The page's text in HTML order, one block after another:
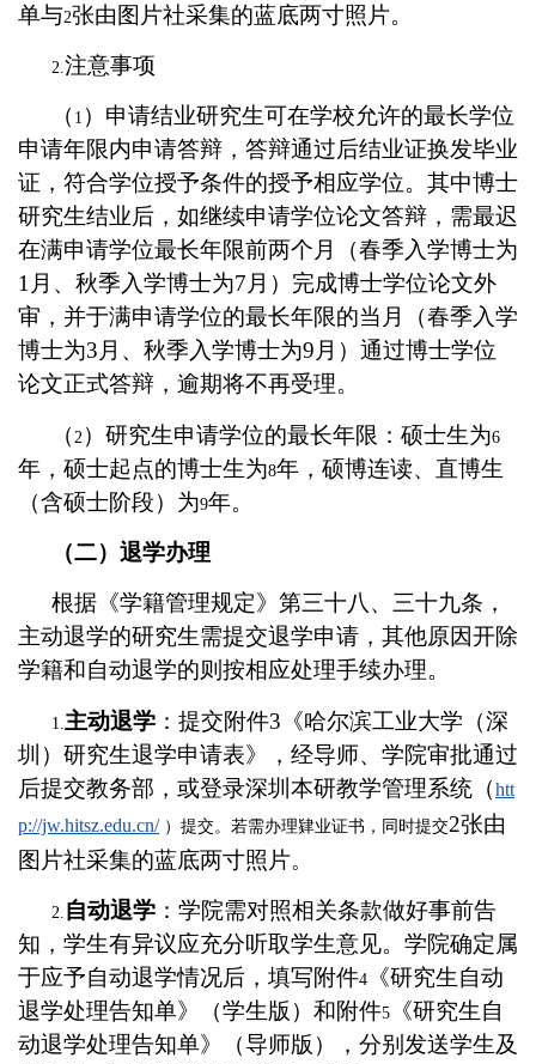
单与2张由图片社采集的蓝底两寸照片。
2.注意事项
（ 1 ）申请结业研究生可在学校允许的最长学位
申请年限内申请答辩，答辩通过后结业证换发毕业
证，符合学位授予条件的授予相应学位。其中博士
研究生结业后，如继续申请学位论文答辩，需最迟
在满申请学位最长年限前两个月（春季入学博士为
1月、秋季入学博士为7月）完成博士学位论文外
审，并于满申请学位的最长年限的当月（春季入学
博士为3月、秋季入学博士为9月）通过博士学位
论文正式答辩，逾期将不再受理。
（ 2 ）研究生申请学位的最长年限：硕士生为6
年，硕士起点的博士生为8年，硕博连读、直博生
（含硕士阶段）为9年。
（二）退学办理
根据《学籍管理规定》第三十八、三十九条，
主动退学的研究生需提交退学申请，其他原因开除
学籍和自动退学的则按相应处理手续办理。
1. 主动退学 ：提交附件3 《哈尔滨工业大学（深
圳）研究生退学申请表》， 经导师、学院审批通过
后提交教务部，或登录深圳本研教学管理系统（htt
p://jw.hitsz.edu.cn/ ） 提交。 若需办理肄业证书，同时提交2张由
图片社采集的蓝底两寸照片。
2. 自动退学 ：学院需对照相关条款做好事前告
知，学生有异议应充分听取学生意见。学院确定属
于应予自动退学情况后，填写附件4
《研究生自动
退学处理告知单》（学生版）和附件5
《研究生自
动退学处理告知单》（导师版），分别发送学生及